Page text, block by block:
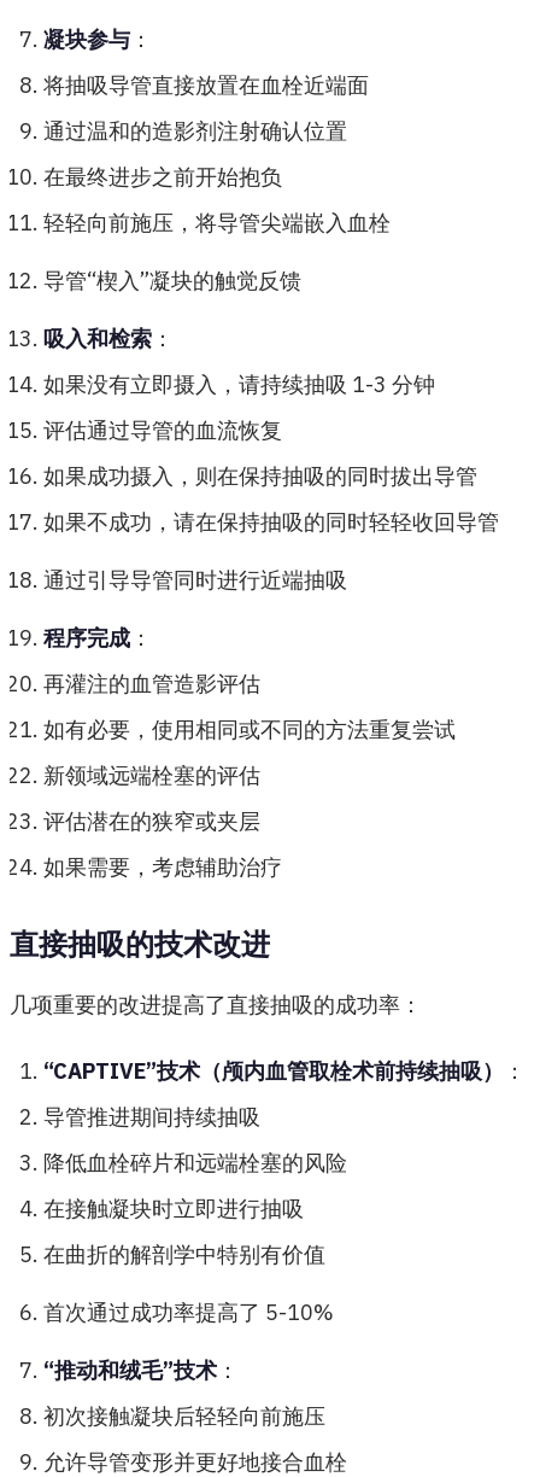
凝块参与 ：
将抽吸导管直接放置在血栓近端面
通过温和的造影剂注射确认位置
在最终进步之前开始抱负
轻轻向前施压，将导管尖端嵌入血栓
导管“楔入”凝块的触觉反馈
吸入和检索 ：
如果没有立即摄入，请持续抽吸 1-3 分钟
评估通过导管的血流恢复
如果成功摄入，则在保持抽吸的同时拔出导管
如果不成功，请在保持抽吸的同时轻轻收回导管
通过引导导管同时进行近端抽吸
程序完成 ：
再灌注的血管造影评估
如有必要，使用相同或不同的方法重复尝试
新领域远端栓塞的评估
评估潜在的狭窄或夹层
如果需要，考虑辅助治疗
直接抽吸的技术改进
几项重要的改进提高了直接抽吸的成功率：
“CAPTIVE”技术（颅内血管取栓术前持续抽吸）
：
导管推进期间持续抽吸
降低血栓碎片和远端栓塞的风险
在接触凝块时立即进行抽吸
在曲折的解剖学中特别有价值
首次通过成功率提高了 5-10%
“推动和绒毛”技术 ：
初次接触凝块后轻轻向前施压
允许导管变形并更好地接合血栓